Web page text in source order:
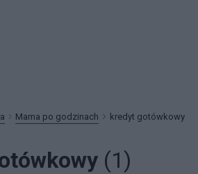
Mama po godzinach kredyt gotówkowy
(1)